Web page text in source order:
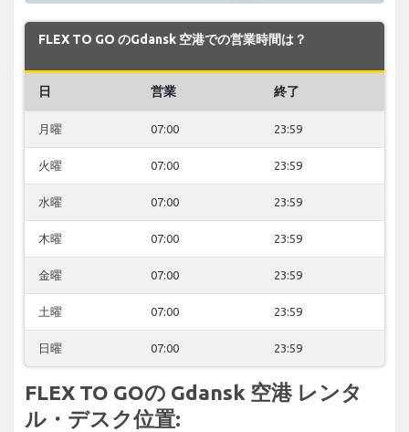
FLEX TO GO のGdansk 空港での営業時間は？
日 営業 終了
月曜 07:00 23:59
火曜 07:00 23:59
水曜 07:00 23:59
木曜 07:00 23:59
金曜 07:00 23:59
土曜 07:00 23:59
日曜 07:00 23:59
FLEX TO GOの Gdansk 空港 レンタ
ル・デスク位置: